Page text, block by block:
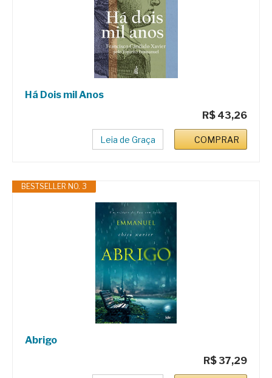
Há Dois mil Anos
R$ 43,26
Leia de Graça COMPRAR
BESTSELLER NO. 3
Abrigo
R$ 37,29